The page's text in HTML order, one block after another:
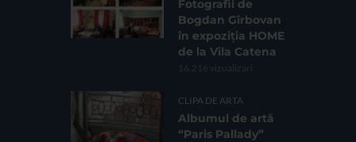
Fotografii de
Bogdan Gîrbovan
în expoziția HOME
de la Vila Catena
16.216 vizualizari
CLIPA DE ARTA
Albumul de artă
“Paris Pallady”